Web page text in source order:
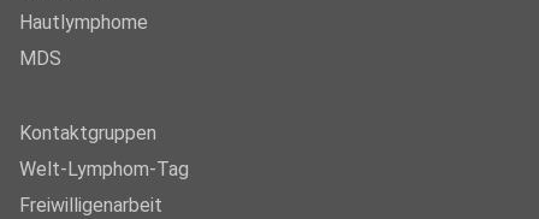
Hautlymphome
MDS
Kontaktgruppen
Welt-Lymphom-Tag
Freiwilligenarbeit